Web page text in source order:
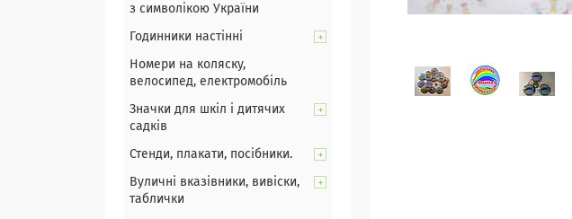
з символікою України
Годинники настінні
Номери на коляску,
велосипед, електромобіль
Значки для шкіл і дитячих
садків
Стенди, плакати, посібники.
Вуличні вказівники, вивіски,
таблички